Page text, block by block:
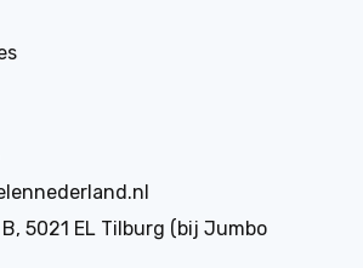
5021 EL Tilburg (bij Jumbo